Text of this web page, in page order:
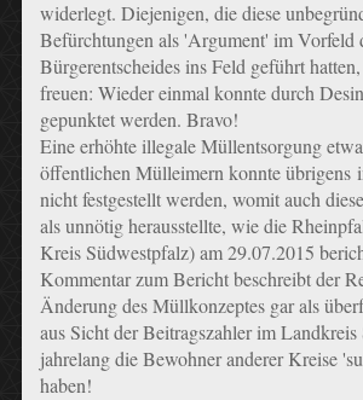
widerlegt. Diejenigen, die diese
Befürchtungen als 'Argument' im Vorfeld
Bürgerentscheides ins Feld geführt
freuen: Wieder einmal konnte durch
gepunktet werden. Bravo!
Eine erhöhte illegale Müllentsorgung
öffentlichen Mülleimern konnte übrigens
nicht festgestellt werden, womit auch
als unnötig herausstellte, wie die
Kreis Südwestpfalz) am 29.07.2015
Kommentar zum Bericht beschreibt der
Änderung des Müllkonzeptes gar als
aus Sicht der Beitragszahler im
jahrelang die Bewohner anderer Kreise
haben!